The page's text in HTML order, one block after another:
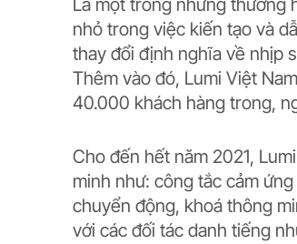
nhỏ trong việc kiến tạo và
thay đổi định nghĩa về nhịp
Thêm vào đó, Lumi Việt
40.000 khách hàng trong,
Cho đến hết năm 2021,
minh như: công tắc cảm
chuyển động, khoá thông
với các đối tác danh tiếng